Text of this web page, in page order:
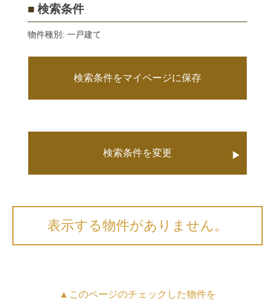
■検索条件
物件種別: 一戸建て
検索条件をマイページに保存
検索条件を変更 ▶
表示する物件がありません。
▲このページのチェックした物件を